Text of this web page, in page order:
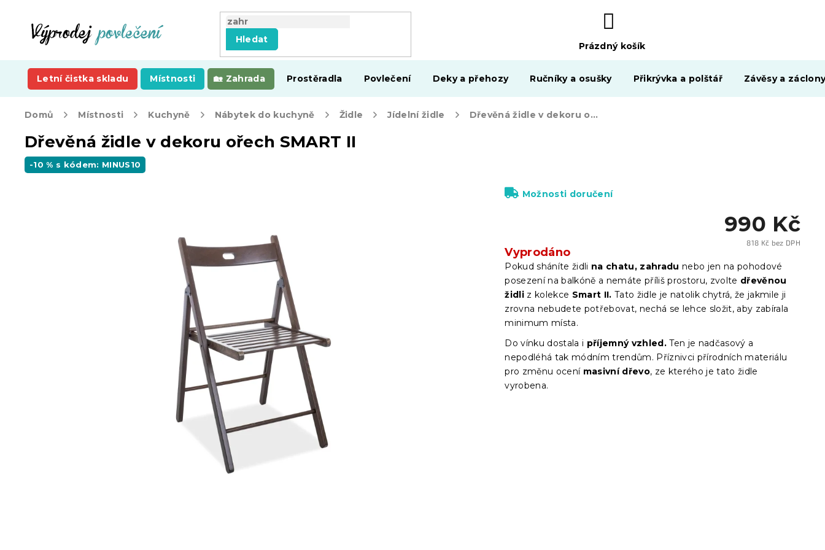
Hledat
NÁKUPNÍ
KOŠÍK
Prázdný košík
Letní čistka skladu Místnosti Zahrada Prostěradla Povlečení Deky a přehozy Ručníky a osušky Přikrývka a polštář Závěsy a
Domů Místnosti Kuchyně Nábytek do kuchyně Židle Jídelní židle Dřevěná židle v dekoru ořech SMART II
Dřevěná židle v dekoru ořech SMART II
-10 % s kódem: MINUS10
990 Kč
818 Kč bez DPH
Vyprodáno
Možnosti doručení
Pokud sháníte židli na chatu, zahradu nebo jen na pohodové
posezení na balkóně a nemáte příliš prostoru, zvolte dřevěnou
židli z kolekce Smart II. Tato židle je natolik chytrá, že jakmile ji
zrovna nebudete potřebovat, nechá se lehce složit, aby zabírala
minimum místa.
Do vínku dostala i příjemný vzhled. Ten je nadčasový a
nepodléhá tak módním trendům. Příznivci přírodních materiálu
pro změnu ocení masivní dřevo, ze kterého je tato židle
vyrobena.